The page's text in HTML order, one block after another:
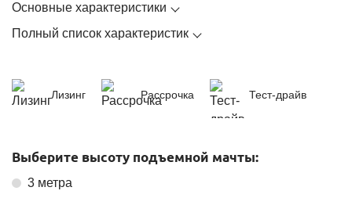
Основные характеристики
Полный список характеристик
Лизинг Рассрочка Тест-драйв
Выберите высоту подъемной мачты:
3 метра